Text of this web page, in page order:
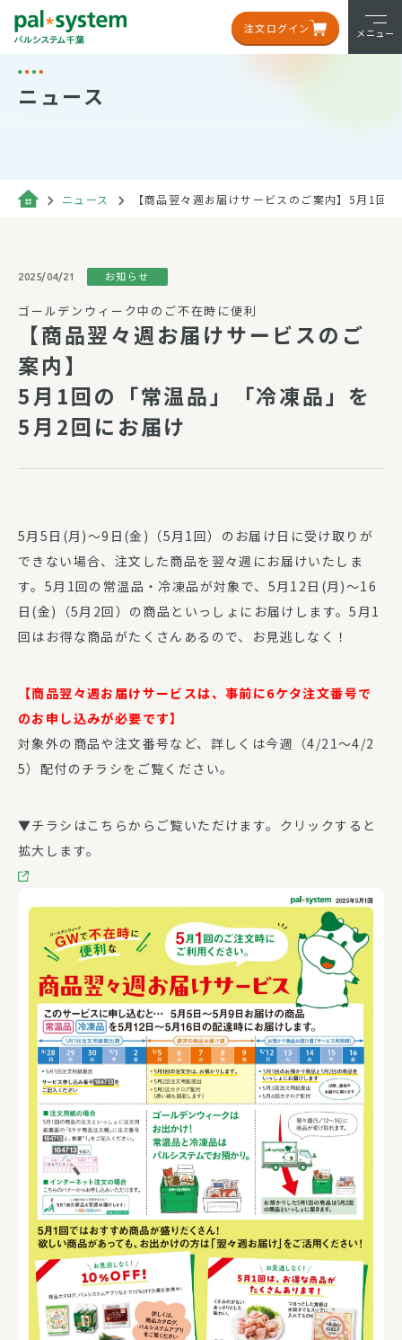
注文ログイン メニュー
ニュース
ニュース 【商品翌々週お届けサービスのご案内】5月1回
2025/04/21 お知らせ
ゴールデンウィーク中のご不在時に便利
【商品翌々週お届けサービスのご
案内】
5月1回の「常温品」「冷凍品」を
5月2回にお届け
5月5日(月)～9日(金)（5月1回）のお届け日に受け取りが
できない場合、注文した商品を翌々週にお届けいたしま
す。5月1回の常温品・冷凍品が対象で、5月12日(月)～16
日(金)（5月2回）の商品といっしょにお届けします。5月1
回はお得な商品がたくさんあるので、お見逃しなく！
【商品翌々週お届けサービスは、事前に6ケタ注文番号で
のお申し込みが必要です】
対象外の商品や注文番号など、詳しくは今週（4/21～4/2
5）配付のチラシをご覧ください。
▼チラシはこちらからご覧いただけます。クリックすると
拡大します。